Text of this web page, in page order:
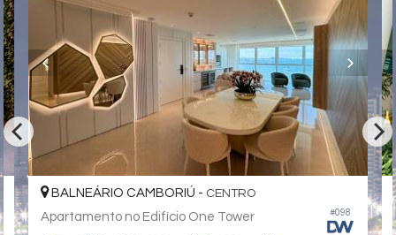
Estar Social
#117
BALNEÁRIO CAMBORIÚ -CENTRO
Apartamento no Edifício One Tower